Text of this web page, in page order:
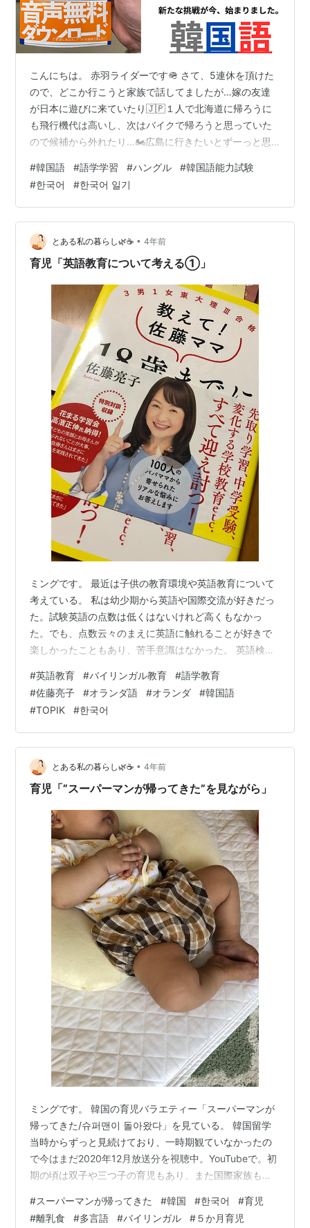
こんにちは。 赤羽ライダーです🪖 さて、5連休を頂けた
ので、どこか行こうと家族で話してましたが…嫁の友達
が日本に遊びに来ていたり🇯🇵１人で北海道に帰ろうに
も飛行機代は高いし、次はバイクで帰ろうと思っていた
ので候補から外れたり…🏍️広島に行きたいとずーっと思
しまってから行くのは何だか勿体無いし…そうなると、
どこにいくのかなかなか纏まらず、結局２日間をダラダ
ラと過ごしまして。(笑)
#韓国語 #語学学習 #ハングル #韓国語能力試験
#한국어 #한국어 일기
とある私の暮らし🌿☕️ • 4年前
育児「英語教育について考える①」
ミングです。 最近は子供の教育環境や英語教育について
考えている。 私は幼少期から英語や国際交流が好きだっ
た。試験英語の点数は低くはないけれど高くもなかっ
た。でも、点数云々のまえに英語に触れることが好きで
楽しかったこともあり、苦手意識はなかった。 英語検定
低め。 で、36歳になった今の語学力はどうかというと、
英語圏には留学せず韓国で修士号を取得したので、英語
ではなく韓国語が私の第二言語といえる。 英会話力とし
ては簡単な日常会話は可能で、メールやチャットであれ
ば辞書などを引きながらのコミュニケーションができる
程度。韓国語はTOPIK6級で…
#英語教育 #バイリンガル教育 #語学教育
#佐藤亮子 #オランダ語 #オランダ #韓国語
#TOPIK #한국어
とある私の暮らし🌿☕️ • 4年前
育児「”スーパーマンが帰ってきた”を見ながら」
ミングです。 韓国の育児バラエティー「スーパーマンが
帰ってきた/슈퍼맨이 돌아왔다」を見ている。 韓国留学
当時からずっと見続けており、一時期観ていなかったの
で今はまだ2020年12月放送分を視聴中。YouTubeで。初
期の頃は双子や三つ子の育児もあり、また国際家族も登
イ・チョンス/이천수家庭の双子が8か月のようで、ハイ
ハイ、階段登る、チーズも食べる、つかまり立ちもして
#スーパーマンが帰ってきた #韓国 #한국어 #育児
#離乳食 #多言語 #バイリンガル #５か月育児